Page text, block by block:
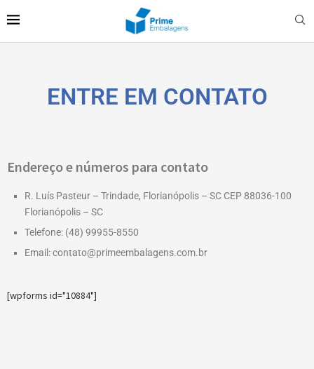
ENTRE EM CONTATO
Endereço e números para contato
R. Luís Pasteur – Trindade, Florianópolis – SC CEP 88036-100
Florianópolis – SC
Telefone: (48) 99955-8550
Email: contato@primeembalagens.com.br
[wpforms id="10884"]